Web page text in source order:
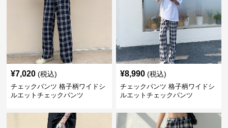
¥7,020 (税込)
チェックパンツ 格子柄ワイドシ
ルエットチェックパンツ
¥8,990 (税込)
チェックパンツ 格子柄ワイドシ
ルエットチェックパンツ